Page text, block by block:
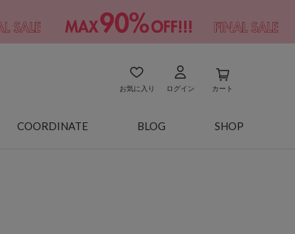
お気に入り ログイン カート
COORDINATE BLOG SHOP